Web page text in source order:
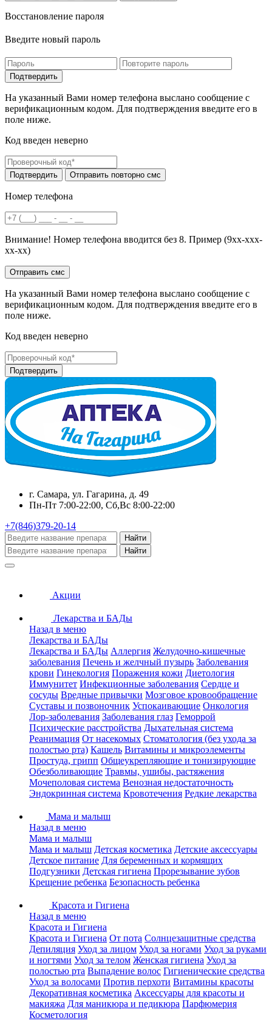
Восстановление пароля
Введите новый пароль
На указанный Вами номер телефона выслано сообщение с
верификационным кодом. Для подтверждения введите его в
поле ниже.
Код введен неверно
Номер телефона
Внимание! Номер телефона вводится без 8. Пример (9хх-ххх-
хх-хх)
На указанный Вами номер телефона выслано сообщение с
верификационным кодом. Для подтверждения введите его в
поле ниже.
Код введен неверно
г. Самара, ул. Гагарина, д. 49
Пн-Пт 7:00-22:00, Сб,Вс 8:00-22:00
+7(846)379-20-14
Найти
Найти
Акции
Лекарства и БАДы
Назад в меню
Лекарства и БАДы
Лекарства и БАДы Аллергия Желудочно-кишечные
заболевания Печень и желчный пузырь Заболевания
крови Гинекология Поражения кожи Диетология
Иммунитет Инфекционные заболевания Сердце и
сосуды Вредные привычки Мозговое кровообращение
Суставы и позвоночник Успокаивающие Онкология
Лор-заболевания Заболевания глаз Геморрой
Психические расстройства Дыхательная система
Реанимация От насекомых Стоматология (без ухода за
полостью рта) Кашель Витамины и микроэлементы
Простуда, грипп Общеукрепляющие и тонизирующие
Обезболивающие Травмы, ушибы, растяжения
Мочеполовая система Венозная недостаточность
Эндокринная система Кровотечения Редкие лекарства
Мама и малыш
Назад в меню
Мама и малыш
Мама и малыш Детская косметика Детские аксессуары
Детское питание Для беременных и кормящих
Подгузники Детская гигиена Прорезывание зубов
Крещение ребенка Безопасность ребенка
Красота и Гигиена
Назад в меню
Красота и Гигиена
Красота и Гигиена От пота Солнцезащитные средства
Депиляция Уход за лицом Уход за ногами Уход за руками
и ногтями Уход за телом Женская гигиена Уход за
полостью рта Выпадение волос Гигиенические средства
Уход за волосами Против перхоти Витамины красоты
Декоративная косметика Аксессуары для красоты и
макияжа Для маникюра и педикюра Парфюмерия
Косметология